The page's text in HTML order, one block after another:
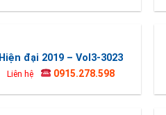
Hiện đại 2019 – Vol3-3023
Liên hệ 0915.278.598